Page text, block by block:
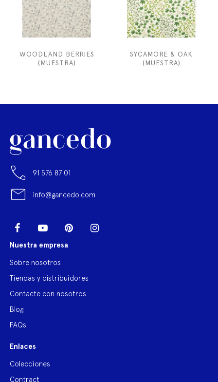
WOODLAND BERRIES
(MUESTRA)
SYCAMORE & OAK
(MUESTRA)
91 576 87 01
info@gancedo.com
Facebook YouTube Pinterest
Nuestra empresa
Sobre nosotros
Tiendas y distribuidores
Contacte con nosotros
Blog
FAQs
Enlaces
Colecciones
Contract